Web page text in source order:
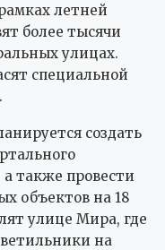
летней
более тысячи
улицах.
специальной
создать
также провести
объектов на 18
улице Мира, где
на